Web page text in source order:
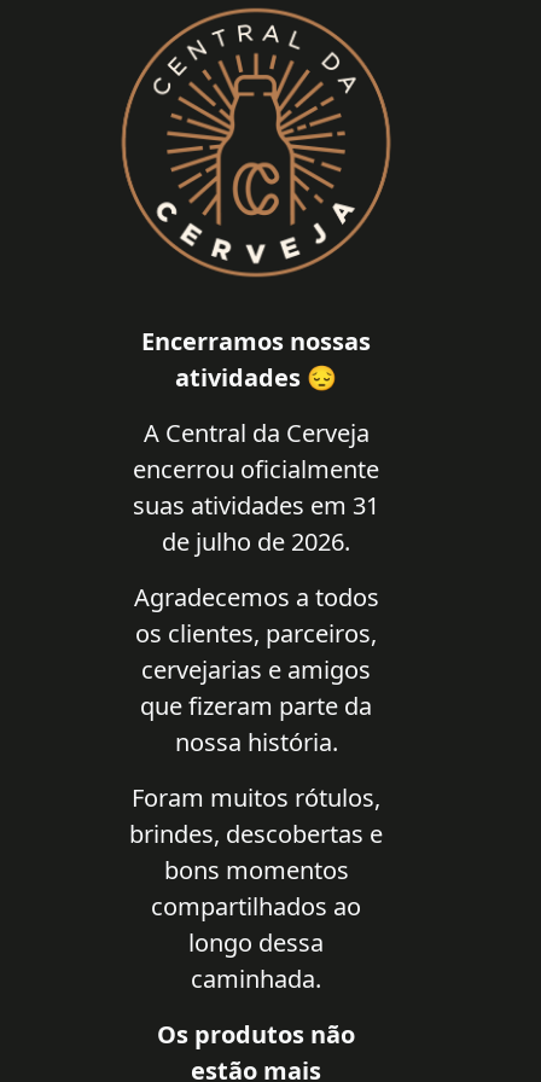
Encerramos nossas
atividades 😔
A Central da Cerveja
encerrou oficialmente
suas atividades em 31
de julho de 2026.
Agradecemos a todos
os clientes, parceiros,
cervejarias e amigos
que fizeram parte da
nossa história.
Foram muitos rótulos,
brindes, descobertas e
bons momentos
compartilhados ao
longo dessa
caminhada.
Os produtos não
estão mais